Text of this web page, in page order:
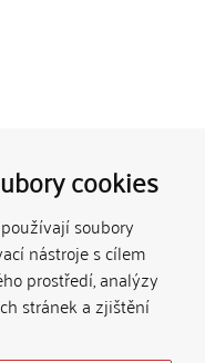
cookies
soubory
nástroje s cílem
prostředí, analýzy
stránek a zjištění